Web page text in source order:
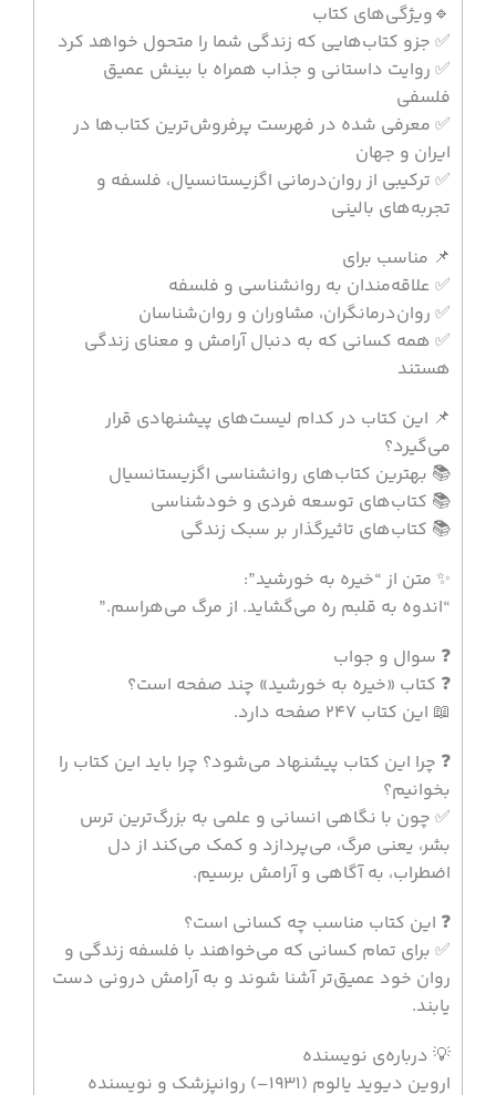
🔹ویژگی‌های کتاب
✅ جزو کتاب‌هایی که زندگی شما را متحول خواهد کرد
✅ روایت داستانی و جذاب همراه با بینش عمیق
فلسفی
✅ معرفی شده در فهرست پرفروش‌ترین کتاب‌ها در
ایران و جهان
✅ ترکیبی از روان‌درمانی اگزیستانسیال، فلسفه و
تجربه‌های بالینی
📌 مناسب برای
✅ علاقه‌مندان به روانشناسی و فلسفه
✅ روان‌درمانگران، مشاوران و روان‌شناسان
✅ همه کسانی که به دنبال آرامش و معنای زندگی
هستند
📌 این کتاب در کدام لیست‌های پیشنهادی قرار
می‌گیرد؟
📚 بهترین کتاب‌های روانشناسی اگزیستانسیال
📚 کتاب‌های توسعه فردی و خودشناسی
📚 کتاب‌های تاثیرگذار بر سبک زندگی
✨ متن از “خیره به خورشید”:
“اندوه به قلبم ره می‌گشاید. از مرگ می‌هراسم.”
❓ سوال و جواب
❓ کتاب «خیره به خورشید» چند صفحه است؟
📖 این کتاب 247 صفحه دارد.
❓ چرا این کتاب پیشنهاد می‌شود؟ چرا باید این کتاب را
بخوانیم؟
✅ چون با نگاهی انسانی و علمی به بزرگ‌ترین ترس
بشر، یعنی مرگ، می‌پردازد و کمک می‌کند از دل
اضطراب، به آگاهی و آرامش برسیم.
❓ این کتاب مناسب چه کسانی است؟
✅ برای تمام کسانی که می‌خواهند با فلسفه زندگی و
روان خود عمیق‌تر آشنا شوند و به آرامش درونی دست
یابند.
💡 درباره‌ی نویسنده
اروین دیوید یالوم (1931–) روانپزشک و نویسنده